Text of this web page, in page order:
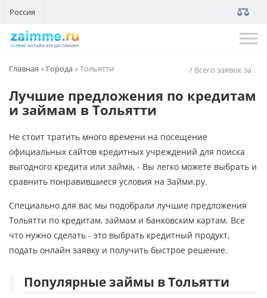
Россия
Главная » Города»Тольятти / Всего заявок за :
Лучшие предложения по кредитам
и займам в Тольятти
Не стоит тратить много времени на посещение
официальных сайтов кредитных учреждений для поиска
выгодного кредита или займа, - Вы легко можете выбрать и
сравнить понравившиеся условия на Займи.ру.
Специально для вас мы подобрали лучшие предложения
Тольятти по кредитам, займам и банковским картам. Все
что нужно сделать - это выбрать кредитный продукт,
подать онлайн заявку и получить быстрое решение.
Популярные займы в Тольятти